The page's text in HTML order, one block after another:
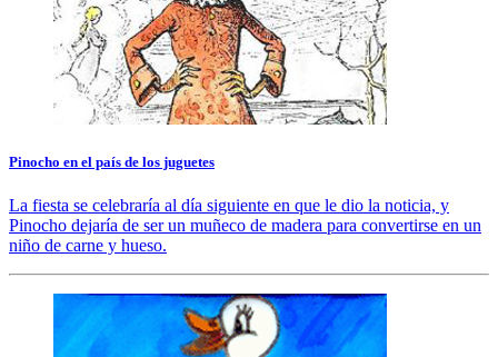
Pinocho en el país de los juguetes
La fiesta se celebraría al día siguiente en que le dio la noticia, y
Pinocho dejaría de ser un muñeco de madera para convertirse en un
niño de carne y hueso.